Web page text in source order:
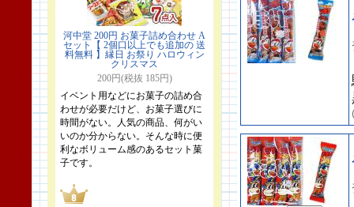
河中堂 200円 お菓子詰め合わせ A
セット【 2個口以上でも追加の 送
料無料 】縁日 お祭り ハロウィン
クリスマス
200円(税抜 185円)
イベント用などにお菓子の詰め合
わせが必要だけど、お菓子選びに
時間がない。人気の商品、何がい
いのか分からない。そんな時に便
利なボリューム感のあるセット菓
子です。